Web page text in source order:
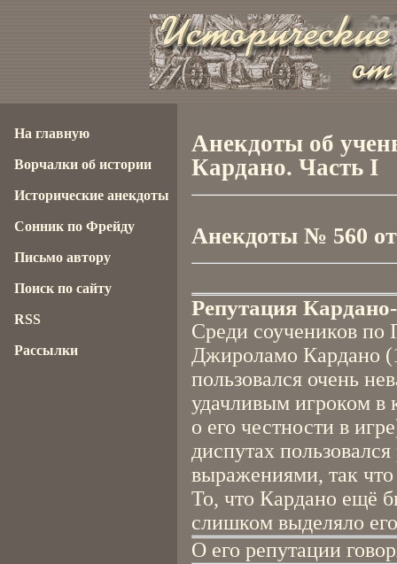
Анекдоты об
Кардано. Часть I
Анекдоты № 560 от
Репутация Кардано-
Среди соучеников по
Джироламо Кардано
пользовался очень
удачливым игроком в
о его честности в
диспутах
выражениями, так что
То, что Кардано ещё
слишком выделяло
О его репутации
На главную
Ворчалки об истории
Исторические анекдоты
Сонник по Фрейду
Письмо автору
Поиск по сайту
RSS
Рассылки